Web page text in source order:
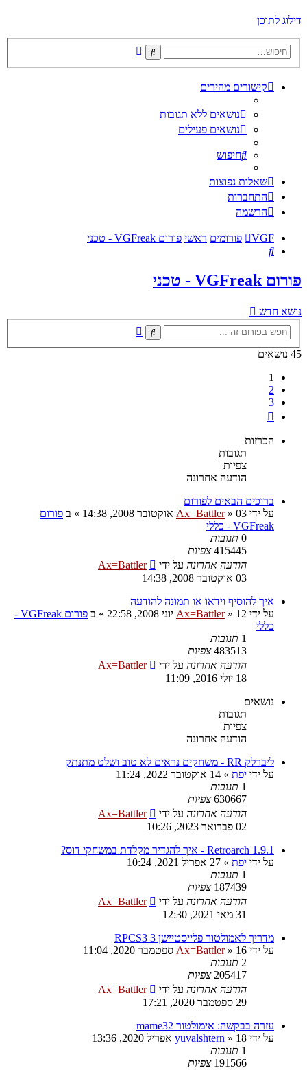
דילוג לתוכן
חיפוש
קישורים מהירים
נושאים ללא תגובות
נושאים פעילים
חיפוש
שאלות נפוצות
התחברות
הרשמה
VGF פורומים ראשי פורום VGFreak - טכני
חיפוש
פורום VGFreak - טכני
נושא חדש
חיפוש
45 נושאים
1
2
3
הכרזות
תגובות
צפיות
הודעה אחרונה
ברוכים הבאים לפורום
על ידי
Ax=Battler» 03 אוקטובר 2008, 14:38 » ב פורום
VGFreak - כללי
0 תגובות
415445 צפיות
הודעה אחרונה על ידי
Ax=Battler
03 אוקטובר 2008, 14:38
איך להוסיף וידאו או תמונה להודעה
על ידי
Ax=Battler» 12 יוני 2008, 22:58 » ב
פורום VGFreak -
כללי
1 תגובות
483513 צפיות
הודעה אחרונה על ידי
Ax=Battler
18 יולי 2016, 11:09
נושאים
תגובות
צפיות
הודעה אחרונה
ליברלק RR - משחקים נראים לא טוב ושלט מתנתק
על ידי יפת » 14 אוקטובר 2022, 11:24
1 תגובות
630667 צפיות
הודעה אחרונה על ידי
Ax=Battler
02 פברואר 2023, 10:26
Retroarch 1.9.1 - איך להגדיר מקלדת במשחקי דוס?
על ידי יפת » 27 אפריל 2021, 10:24
1 תגובות
187439 צפיות
הודעה אחרונה על ידי
Ax=Battler
31 מאי 2021, 12:30
מדריך לאמולטור פלייסטיישן 3 RPCS3
על ידי
Ax=Battler» 16 ספטמבר 2020, 11:04
2 תגובות
205417 צפיות
הודעה אחרונה על ידי
Ax=Battler
29 ספטמבר 2020, 17:21
עזרה בבקשה: אימולטור mame32
על ידי
yuvalshtern » 18 אפריל 2020, 13:36
1 תגובות
191566 צפיות